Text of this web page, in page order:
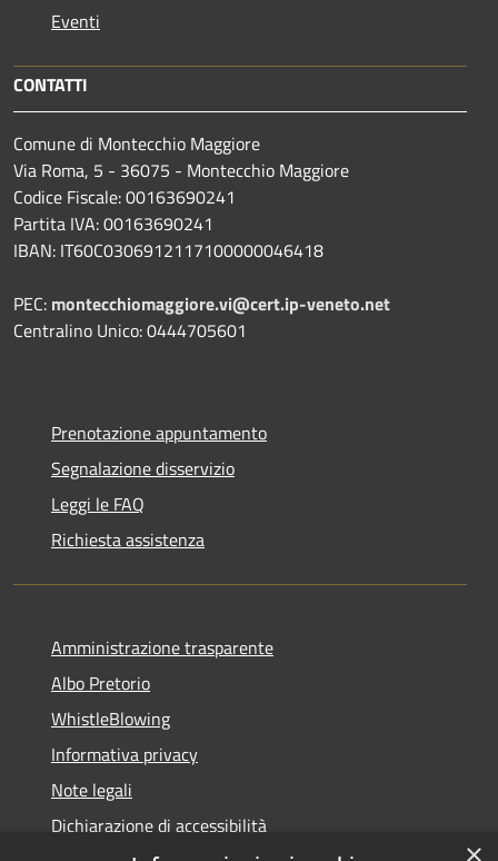
Eventi
CONTATTI
Comune di Montecchio Maggiore
Via Roma, 5 - 36075 - Montecchio Maggiore
Codice Fiscale: 00163690241
Partita IVA: 00163690241
IBAN: IT60C0306912117100000046418
PEC: montecchiomaggiore.vi@cert.ip-veneto.net
Centralino Unico: 0444705601
Prenotazione appuntamento
Segnalazione disservizio
Leggi le FAQ
Richiesta assistenza
Amministrazione trasparente
Albo Pretorio
WhistleBlowing
Informativa privacy
Note legali
Dichiarazione di accessibilità